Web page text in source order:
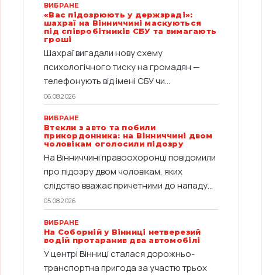
ВИБРАНЕ
«Вас підозрюють у держзраді»:
шахраї на Вінниччині маскуються
під співробітників СБУ та вимагають
гроші
Шахраї вигадали нову схему
психологічного тиску на громадян —
телефонують від імені СБУ чи...
06.08.2026
ВИБРАНЕ
Втекли з авто та побили
прикордонника: на Вінниччині двом
чоловікам оголосили підозру
На Вінниччині правоохоронці повідомили
про підозру двом чоловікам, яких
слідство вважає причетними до нападу...
05.08.2026
ВИБРАНЕ
На Соборній у Вінниці нетверезий
водій протаранив два автомобілі
У центрі Вінниці сталася дорожньо-
транспортна пригода за участю трьох